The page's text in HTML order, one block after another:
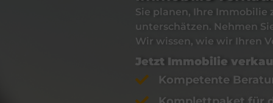
Sie planen, Ihre Immobilie
unterschätzen. Nehmen
Wir wissen, wie wir Ihren
Jetzt Immobilie
Kompetente